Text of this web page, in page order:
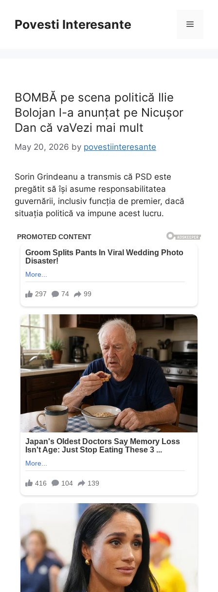
contentPovesti Interesante Menu
BOMBĂ pe scena politică Ilie
Bolojan l-a anunțat pe Nicușor
Dan că vaVezi mai mult
May 20, 2026 by povestiinteresante
Sorin Grindeanu a transmis că PSD este
pregătit să își asume responsabilitatea
guvernării, inclusiv funcția de premier, dacă
situația politică va impune acest lucru.